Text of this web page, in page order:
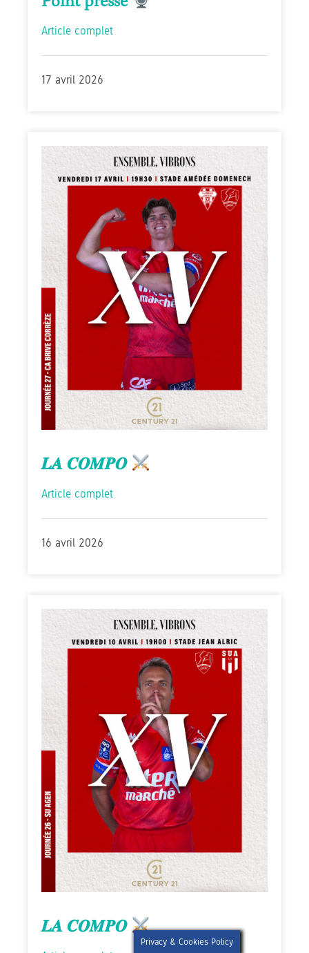
Article complet
17 avril 2026
𝑳𝑨 𝑪𝑶𝑴𝑷𝑶
Article complet
16 avril 2026
𝑳𝑨 𝑪𝑶𝑴𝑷𝑶
Privacy & Cookies Policy